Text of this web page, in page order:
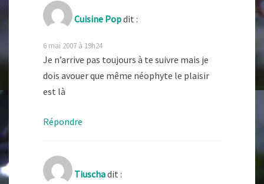
Cuisine Popdit :
6 mai 2007 à 19h24
Je n’arrive pas toujours à te suivre mais je
dois avouer que même néophyte le plaisir
est là
Répondre
Tiuschadit :